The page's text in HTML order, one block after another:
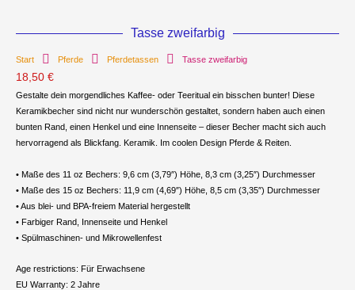
Tasse zweifarbig
Start Pferde Pferdetassen Tasse zweifarbig
18,50 €
Gestalte dein morgendliches Kaffee- oder Teeritual ein bisschen bunter! Diese
Keramikbecher sind nicht nur wunderschön gestaltet, sondern haben auch einen
bunten Rand, einen Henkel und eine Innenseite – dieser Becher macht sich auch
hervorragend als Blickfang. Keramik. Im coolen Design Pferde & Reiten.
• Maße des 11 oz Bechers: 9,6 cm (3,79″) Höhe, 8,3 cm (3,25″) Durchmesser
• Maße des 15 oz Bechers: 11,9 cm (4,69″) Höhe, 8,5 cm (3,35″) Durchmesser
• Aus blei- und BPA-freiem Material hergestellt
• Farbiger Rand, Innenseite und Henkel
• Spülmaschinen- und Mikrowellenfest
Age restrictions: Für Erwachsene
EU Warranty: 2 Jahre